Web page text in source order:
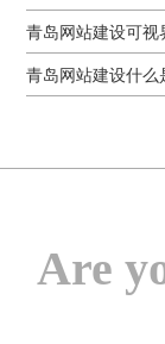
青岛网站建设可视
青岛网站建设什么
Are